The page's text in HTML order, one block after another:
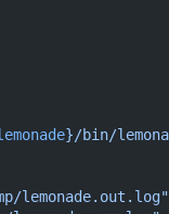
}/bin/
lemonade.out.log"